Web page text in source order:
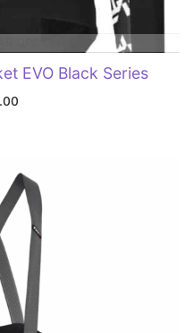
EVO Black Series